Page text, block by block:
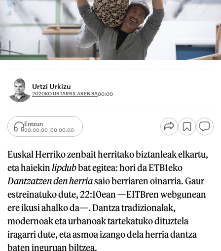
Urtzi Urkizu
2020KO URTARRILAREN 8A00:00
Entzun
00:00:00 00:00:00
Euskal Herriko zenbait herritako biztanleak elkartu,
eta haiekinlipdubbat egitea: hori da ETB1eko
Dantzatzen den herriasaio berriaren oinarria. Gaur
estreinatuko dute, 22:10ean —EITBren webgunean
ere ikusi ahalko da—. Dantza tradizionalak,
modernoak eta urbanoak tartekatuko dituztela
iragarri dute, eta asmoa izango dela herria dantza
baten inguruan biltzea.